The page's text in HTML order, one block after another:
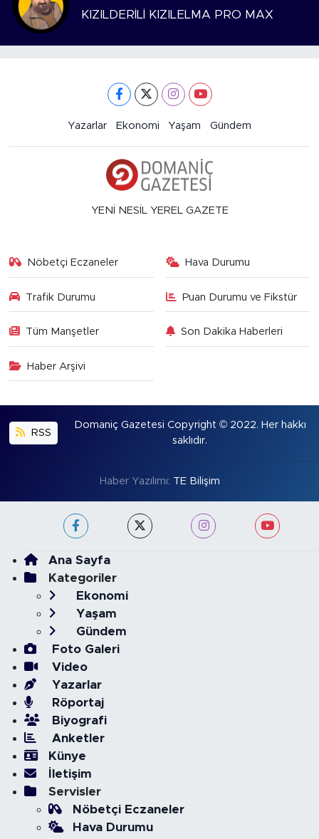
KIZILDERİLİ KIZILELMA PRO MAX
Yazarlar Ekonomi Yaşam Gündem
YENİ NESİL YEREL GAZETE
Nöbetçi Eczaneler Hava Durumu
Trafik Durumu Puan Durumu ve Fikstür
Tüm Manşetler Son Dakika Haberleri
Haber Arşivi
RSS
Domaniç Gazetesi Copyright © 2022. Her hakkı
saklıdır.
Haber Yazılımı: TE Bilişim
Ana Sayfa
Kategoriler
Ekonomi
Yaşam
Gündem
Foto Galeri
Video
Yazarlar
Röportaj
Biyografi
Anketler
Künye
İletişim
Servisler
Nöbetçi Eczaneler
Hava Durumu